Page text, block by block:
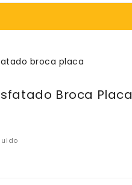
broca placa
Broca Placa